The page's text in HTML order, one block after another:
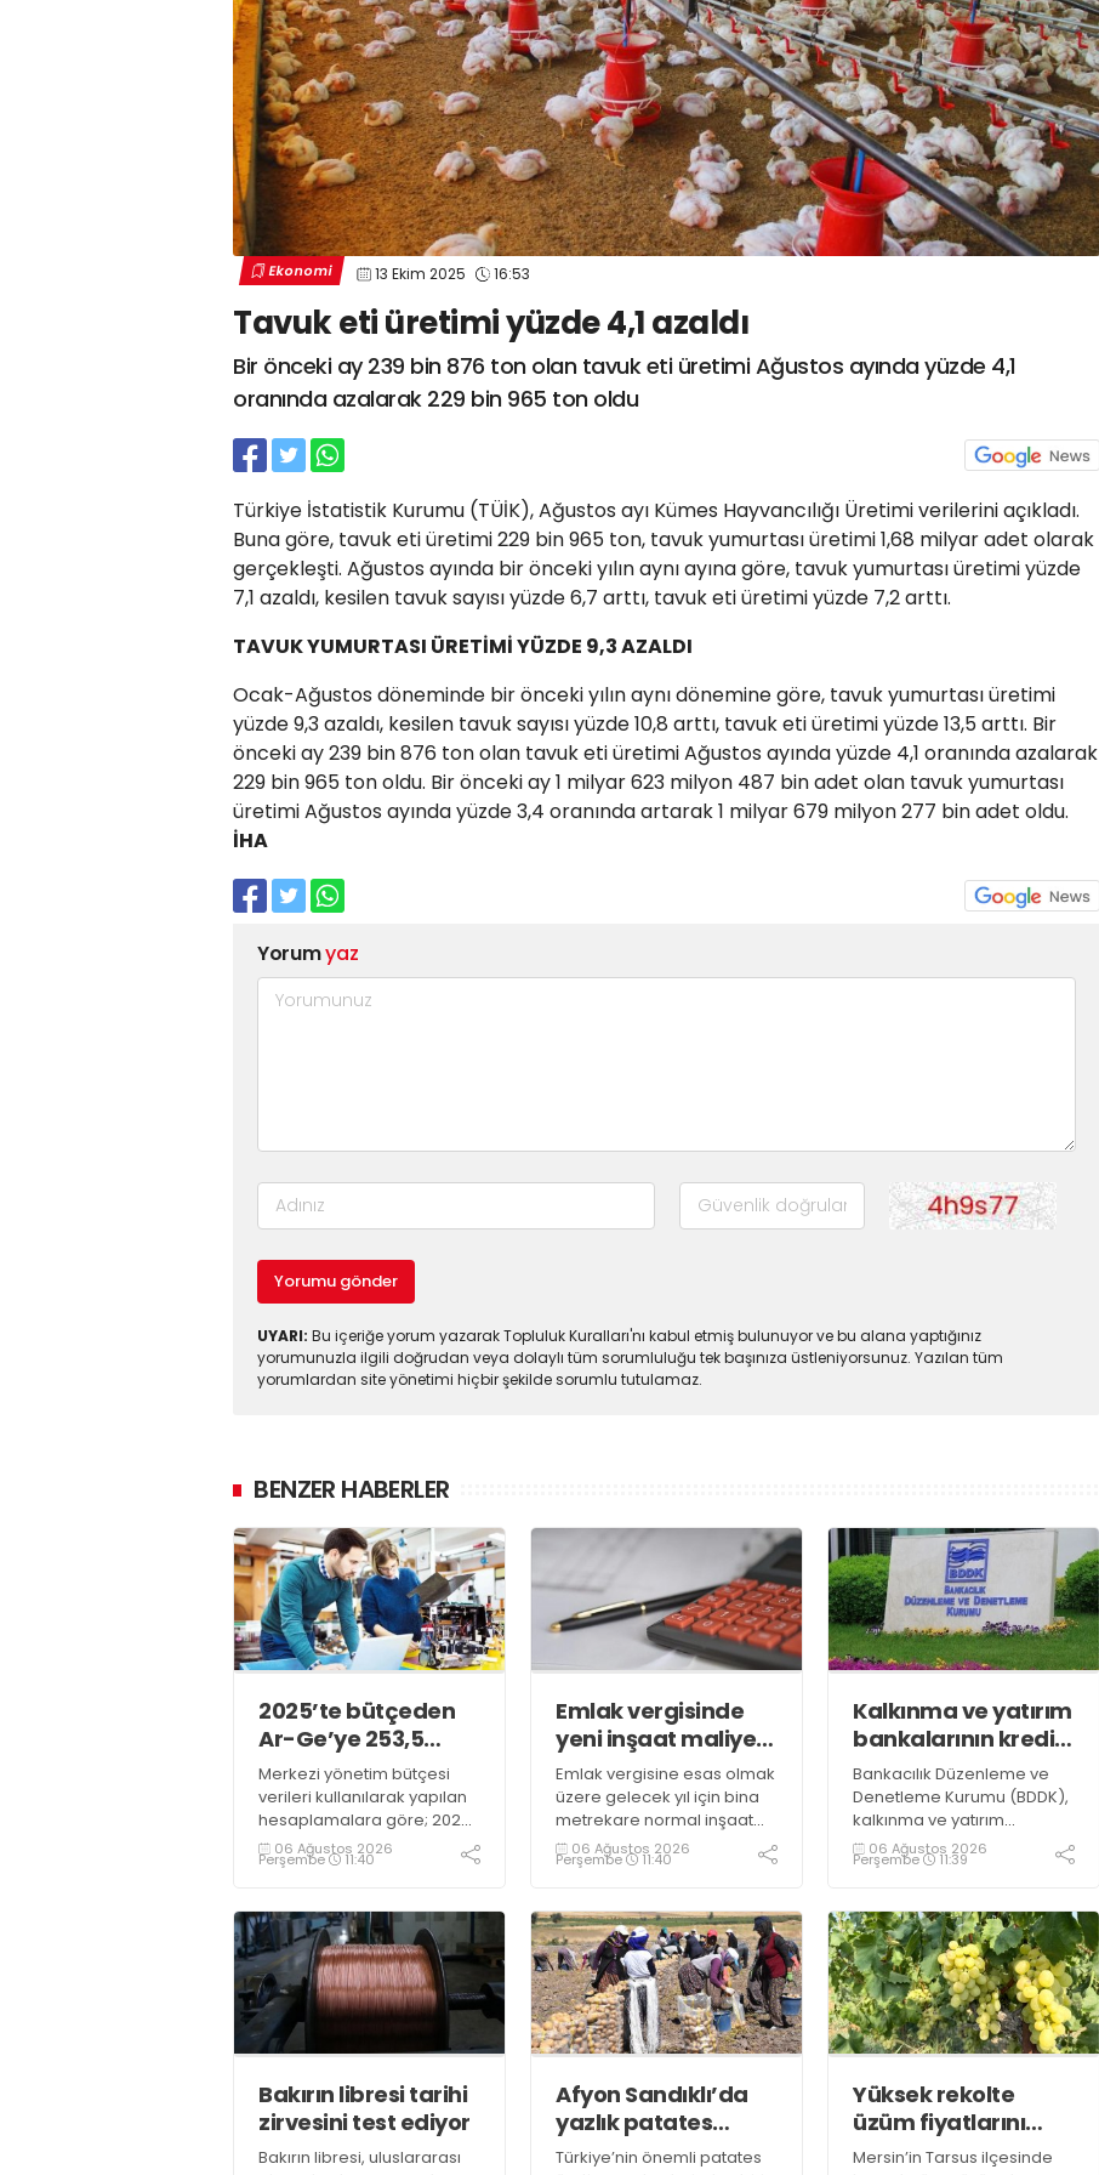
Ekonomi 13 Ekim 2025 16:53
Tavuk eti üretimi yüzde 4,1 azaldı
Bir önceki ay 239 bin 876 ton olan tavuk eti üretimi Ağustos ayında yüzde 4,1
oranında azalarak 229 bin 965 ton oldu
Türkiye İstatistik Kurumu (TÜİK), Ağustos ayı Kümes Hayvancılığı Üretimi verilerini açıkladı.
Buna göre, tavuk eti üretimi 229 bin 965 ton, tavuk yumurtası üretimi 1,68 milyar adet olarak
gerçekleşti. Ağustos ayında bir önceki yılın aynı ayına göre, tavuk yumurtası üretimi yüzde
7,1 azaldı, kesilen tavuk sayısı yüzde 6,7 arttı, tavuk eti üretimi yüzde 7,2 arttı.
TAVUK YUMURTASI ÜRETİMİ YÜZDE 9,3 AZALDI
Ocak-Ağustos döneminde bir önceki yılın aynı dönemine göre, tavuk yumurtası üretimi
yüzde 9,3 azaldı, kesilen tavuk sayısı yüzde 10,8 arttı, tavuk eti üretimi yüzde 13,5 arttı. Bir
önceki ay 239 bin 876 ton olan tavuk eti üretimi Ağustos ayında yüzde 4,1 oranında azalarak
229 bin 965 ton oldu. Bir önceki ay 1 milyar 623 milyon 487 bin adet olan tavuk yumurtası
üretimi Ağustos ayında yüzde 3,4 oranında artarak 1 milyar 679 milyon 277 bin adet oldu.
İHA
Yorumyaz
Yorumu gönder
UYARI: Bu içeriğe yorum yazarak Topluluk Kuralları'nı kabul etmiş bulunuyor ve bu alana yaptığınız
yorumunuzla ilgili doğrudan veya dolaylı tüm sorumluluğu tek başınıza üstleniyorsunuz. Yazılan tüm
yorumlardan site yönetimi hiçbir şekilde sorumlu tutulamaz.
BENZER HABERLER
2025’te bütçeden
Ar-Ge’ye 253,5
milyar lira harcandı
Merkezi yönetim bütçesi
verileri kullanılarak yapılan
hesaplamalara göre; 2025
yılında Ar-Ge faaliyetleri için
gerçekleştirilen harcama
oldu. Ar-Ge harcamalarının
merkezi yönetim bütçesi
içerisindeki oranı yüzde 1,58
oldu
06 Ağustos 2026
Perşembe 11:40
Emlak vergisinde
yeni inşaat maliyet
bedelleri belirlendi
Emlak vergisine esas olmak
üzere gelecek yıl için bina
metrekare normal inşaat
maliyet bedelleri,
meskenler açısından 604,1
arasında değişecek
06 Ağustos 2026
Perşembe 11:40
Kalkınma ve yatırım
bankalarının kredi
sınırlarında
değişiklik
Bankacılık Düzenleme ve
Denetleme Kurumu (BDDK),
kalkınma ve yatırım
bankalarının kredi sınırlarına
ilişkin düzenleme yaptı
06 Ağustos 2026
Perşembe 11:39
Bakırın libresi tarihi
zirvesini test ediyor
Bakırın libresi, uluslararası
Afyon Sandıklı’da
yazlık patates
hasadı
Türkiye’nin önemli patates
Yüksek rekolte
üzüm fiyatlarını
düşürdü
Mersin’in Tarsus ilçesinde